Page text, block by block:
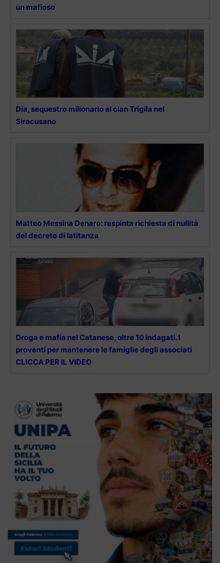
un mafioso
Dia, sequestro milionario al clan Trigila nel
Siracusano
Matteo Messina Denaro: respinta richiesta di nullità
del decreto di latitanza
Droga e mafia nel Catanese, oltre 10 indagati. I
proventi per mantenere le famiglie degli associati
CLICCA PER IL VIDEO